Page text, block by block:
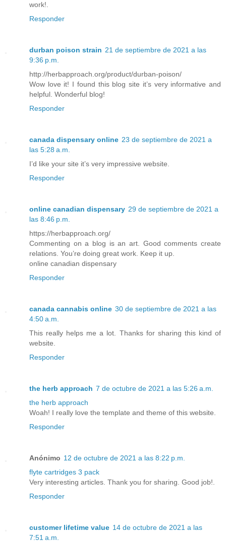
work!.
Responder
durban poison strain 21 de septiembre de 2021 a las
9:36 p.m.
http://herbapproach.org/product/durban-poison/
Wow love it! I found this blog site it’s very informative and
helpful. Wonderful blog!
Responder
canada dispensary online 23 de septiembre de 2021 a
las 5:28 a.m.
I’d like your site it’s very impressive website.
Responder
online canadian dispensary 29 de septiembre de 2021 a
las 8:46 p.m.
https://herbapproach.org/
Commenting on a blog is an art. Good comments create
relations. You’re doing great work. Keep it up.
online canadian dispensary
Responder
canada cannabis online 30 de septiembre de 2021 a las
4:50 a.m.
This really helps me a lot. Thanks for sharing this kind of
website.
Responder
the herb approach 7 de octubre de 2021 a las 5:26 a.m.
the herb approach
Woah! I really love the template and theme of this website.
Responder
Anónimo 12 de octubre de 2021 a las 8:22 p.m.
flyte cartridges 3 pack
Very interesting articles. Thank you for sharing. Good job!.
Responder
customer lifetime value 14 de octubre de 2021 a las
7:51 a.m.